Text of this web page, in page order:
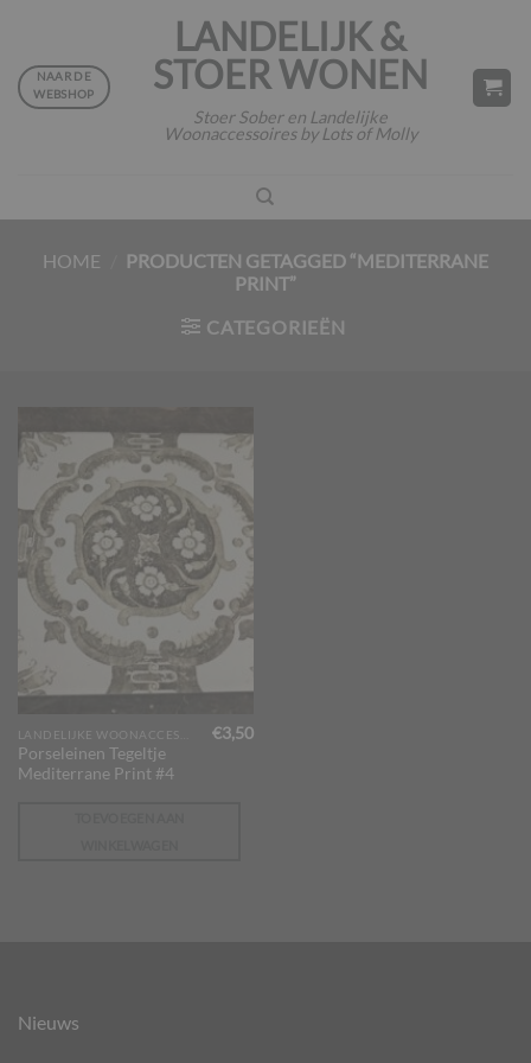
inhoud
LANDELIJK &
STOER WONEN
Stoer Sober en Landelijke
Woonaccessoires by Lots of Molly
NAAR DE
WEBSHOP
HOME
PRODUCTEN GETAGGED “MEDITERRANE
PRINT”
CATEGORIEËN
Porseleinen Tegeltje
Mediterrane Print #4
€3,50
Nieuws